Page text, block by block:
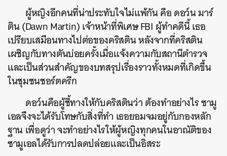
ผู้หญิงอีกคนที่น่าประทับใจไม่แพ้กัน คือ ดอว์น มาร์
ติน (Dawn Martin) เจ้าหน้าที่พิเศษ FBI ผู้ทำคดีนี้ เธอ
เปรียบเสมือนทางไปต่อของคริสติน หลังจากที่คริสติน
เผชิญกับทางตันบ่อยครั้งเมื่อแจ้งความกับสถานีตำรวจ
และเป็นส่วนสำคัญของบทสรุปเรื่องราวทั้งหมดที่เกิดขึ้น
ในชุมชนชอร์ตครีก
ดอว์นคือผู้ชี้ทางให้กับคริสตินว่า ต้องทำอย่างไร ซามู
เอลจึงจะได้รับโทษกับสิ่งที่ทำ เธอยอมจมอยู่กับกองหลัก
ฐาน เพื่อดูว่า จะทำอย่างไรให้ผู้หญิงทุกคนในอาณัติของ
ซามูเอลได้รับการปลดปล่อยและเป็นอิสระ